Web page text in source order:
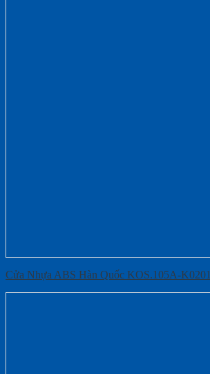
Cửa Nhựa ABS Hàn Quốc KOS.105A-K0201